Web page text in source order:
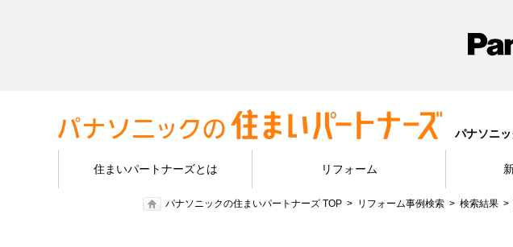
パナソニ
住まいパートナーズとは リフォーム
パナソニックの住まいパートナーズ TOP リフォーム事例検索 検索結果